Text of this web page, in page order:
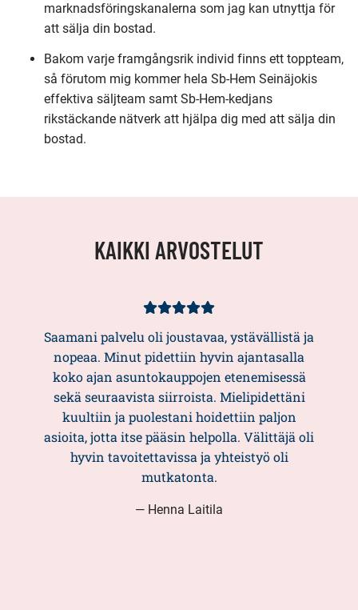
marknadsföringskanalerna som jag kan utnyttja för
att sälja din bostad.
Bakom varje framgångsrik individ finns ett toppteam,
så förutom mig kommer hela Sb-Hem Seinäjokis
effektiva säljteam samt Sb-Hem-kedjans
rikstäckande nätverk att hjälpa dig med att sälja din
bostad.
KAIKKI ARVOSTELUT
Kundbetyg
5/5
Saamani palvelu oli joustavaa, ystävällistä ja
nopeaa. Minut pidettiin hyvin ajantasalla
koko ajan asuntokauppojen etenemisessä
sekä seuraavista siirroista. Mielipidettäni
kuultiin ja puolestani hoidettiin paljon
asioita, jotta itse pääsin helpolla. Välittäjä oli
hyvin tavoitettavissa ja yhteistyö oli
mutkatonta.
— Henna Laitila